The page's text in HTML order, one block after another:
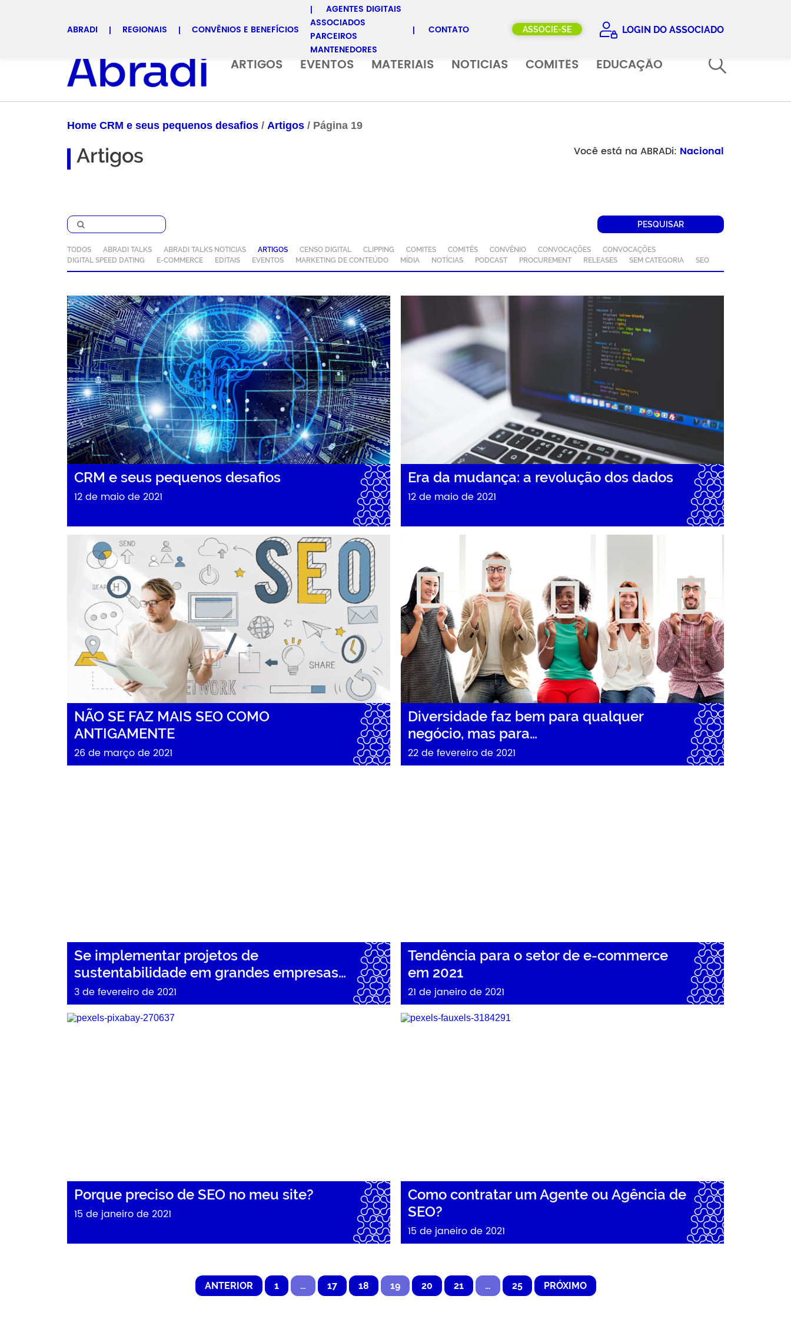
ABRADI REGIONAIS CONVÊNIOS E BENEFÍCIOS
AGENTES DIGITAIS
ASSOCIADOS
PARCEIROS
MANTENEDORES
CONTATO ASSOCIE-SE LOGIN DO ASSOCIADO
Selecione uma regional
ARTIGOS EVENTOS MATERIAIS NOTICIAS COMITÊS EDUCAÇÃO
Home CRM e seus pequenos desafios / Artigos / Página 19
Artigos Você está na ABRADi: Nacional
PESQUISAR
TODOS ABRADI TALKS ABRADI TALKS NOTICIAS ARTIGOS CENSO DIGITAL CLIPPING COMITES COMITÊS CONVÊNIO CONVOCAÇÕES
CONVOCAÇÕES
DIGITAL SPEED DATING
E-COMMERCE EDITAIS EVENTOS MARKETING DE CONTEÚDO MÍDIA NOTÍCIAS PODCAST PROCUREMENT RELEASES SEM CATEGORIA SEO
CRM e seus pequenos desafios
12 de maio de 2021
Era da mudança: a revolução dos dados
12 de maio de 2021
NÃO SE FAZ MAIS SEO COMO
ANTIGAMENTE
26 de março de 2021
Diversidade faz bem para qualquer
negócio, mas para…
22 de fevereiro de 2021
Se implementar projetos de
sustentabilidade em grandes empresas…
3 de fevereiro de 2021
Tendência para o setor de e-commerce
em 2021
21 de janeiro de 2021
Porque preciso de SEO no meu site?
15 de janeiro de 2021
Como contratar um Agente ou Agência de
SEO?
15 de janeiro de 2021
ANTERIOR 1 … 17 18 19 20 21 … 25 PRÓXIMO